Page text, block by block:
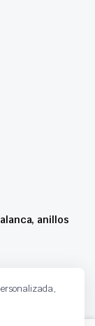
anillos
reservados